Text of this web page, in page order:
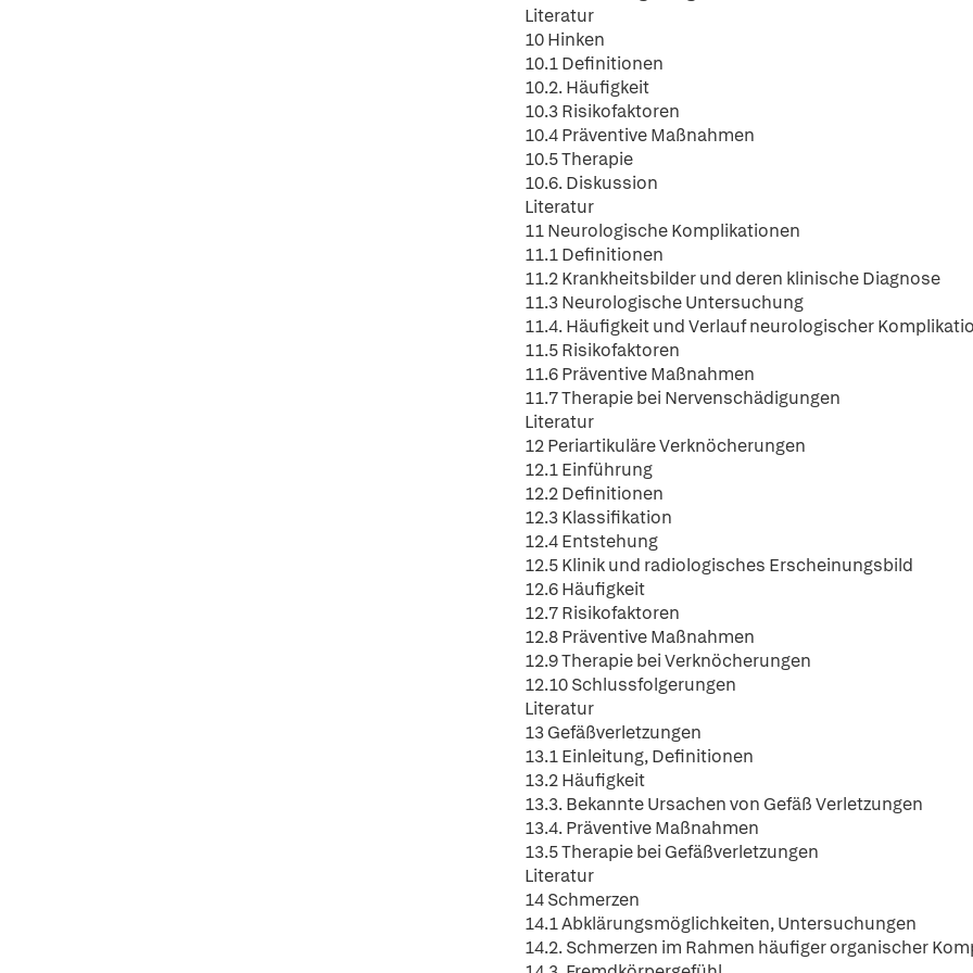
Literatur
10 Hinken
10.1 Definitionen
10.2. Häufigkeit
10.3 Risikofaktoren
10.4 Präventive Maßnahmen
10.5 Therapie
10.6. Diskussion
Literatur
11 Neurologische Komplikationen
11.1 Definitionen
11.2 Krankheitsbilder und deren klinische Diagnose
11.3 Neurologische Untersuchung
11.4. Häufigkeit und Verlauf neurologischer
11.5 Risikofaktoren
11.6 Präventive Maßnahmen
11.7 Therapie bei Nervenschädigungen
Literatur
12 Periartikuläre Verknöcherungen
12.1 Einführung
12.2 Definitionen
12.3 Klassifikation
12.4 Entstehung
12.5 Klinik und radiologisches Erscheinungsbild
12.6 Häufigkeit
12.7 Risikofaktoren
12.8 Präventive Maßnahmen
12.9 Therapie bei Verknöcherungen
12.10 Schlussfolgerungen
Literatur
13 Gefäßverletzungen
13.1 Einleitung, Definitionen
13.2 Häufigkeit
13.3. Bekannte Ursachen von Gefäß Verletzungen
13.4. Präventive Maßnahmen
13.5 Therapie bei Gefäßverletzungen
Literatur
14 Schmerzen
14.1 Abklärungsmöglichkeiten, Untersuchungen
14.2. Schmerzen im Rahmen häufiger organischer